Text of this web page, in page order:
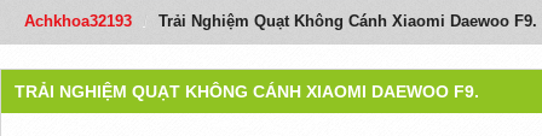
Achkhoa32193 Trải Nghiệm Quạt Không Cánh Xiaomi Daewoo F9.
TRẢI NGHIỆM QUẠT KHÔNG CÁNH XIAOMI DAEWOO F9.